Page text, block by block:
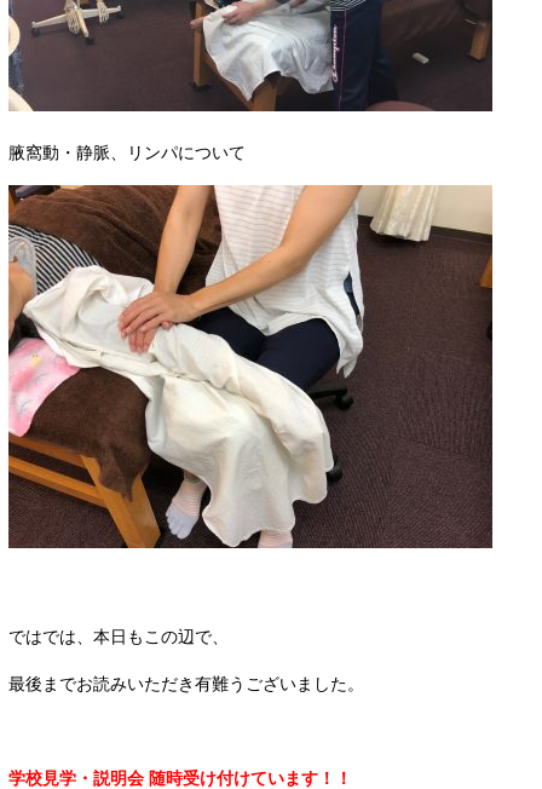
腋窩動・静脈、リンパについて
ではでは、本日もこの辺で、
最後までお読みいただき有難うございました。
学校見学・説明会 随時受け付けています！！